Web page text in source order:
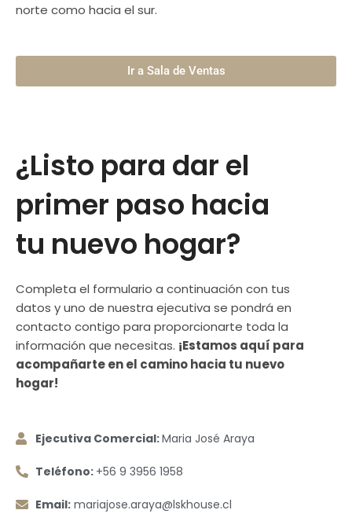
norte como hacia el sur.
Ir a Sala de Ventas
¿Listo para dar el
primer paso hacia
tu nuevo hogar?
Completa el formulario a continuación con tus
datos y uno de nuestra ejecutiva se pondrá en
contacto contigo para proporcionarte toda la
información que necesitas. ¡Estamos aquí para
acompañarte en el camino hacia tu nuevo
hogar!
Ejecutiva Comercial:Maria José Araya
Teléfono: +56 9 3956 1958
Email: mariajose.araya@lskhouse.cl